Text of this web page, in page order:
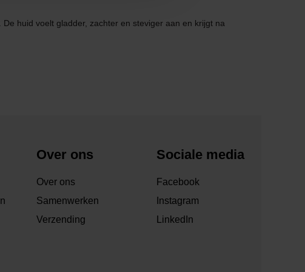
huid voelt gladder, zachter en steviger aan en krijgt na
Over ons
Over ons
Samenwerken
Verzending
Sociale media
Facebook
Instagram
LinkedIn